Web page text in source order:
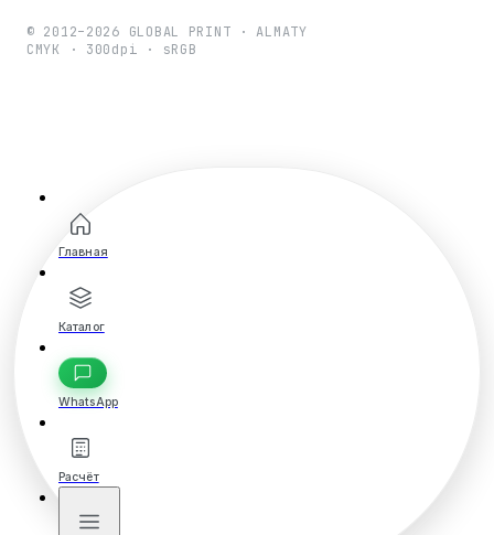
© 2012–2026 GLOBAL PRINT · ALMATY
CMYK · 300dpi · sRGB
Главная
Каталог
WhatsApp
Расчёт